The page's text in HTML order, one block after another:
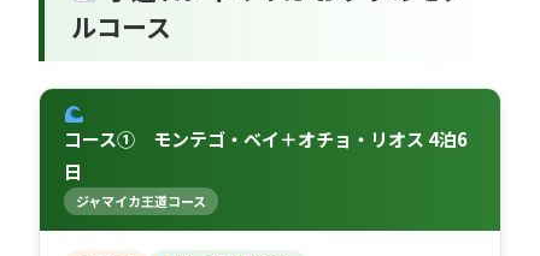
ルコース
コース① モンテゴ・ベイ＋オチョ・リオス 4泊6
日
ジャマイカ王道コース